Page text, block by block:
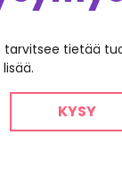
tarvitsee tietää
KYSY